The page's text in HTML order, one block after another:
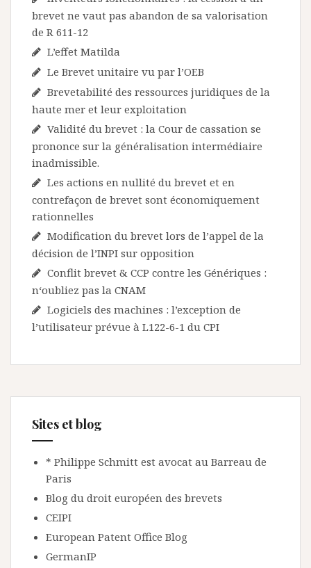
brevet ne vaut pas abandon de sa valorisation
de R 611-12
L’effet Matilda
Le Brevet unitaire vu par l’OEB
Brevetabilité des ressources juridiques de la
haute mer et leur exploitation
Validité du brevet : la Cour de cassation se
prononce sur la généralisation intermédiaire
inadmissible.
Les actions en nullité du brevet et en
contrefaçon de brevet sont économiquement
rationnelles
Modification du brevet lors de l’appel de la
décision de l’INPI sur opposition
Conflit brevet & CCP contre les Génériques :
n‘oubliez pas la CNAM
Logiciels des machines : l’exception de
l’utilisateur prévue à L122-6-1 du CPI
Sites et blog
* Philippe Schmitt est avocat au Barreau de
Paris
Blog du droit européen des brevets
CEIPI
European Patent Office Blog
GermanIP